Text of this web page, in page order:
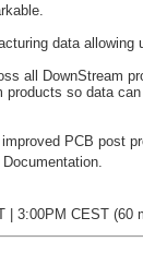
data
all DownStream
products so data
PCB post
| 3:00PM CEST (60